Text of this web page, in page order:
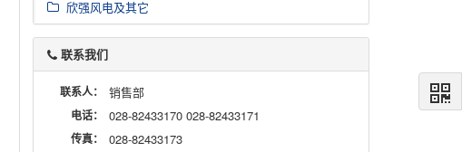
欣强风电及其它
联系我们
联系人： 销售部
电话： 028-82433170 028-82433171
传真： 028-82433173